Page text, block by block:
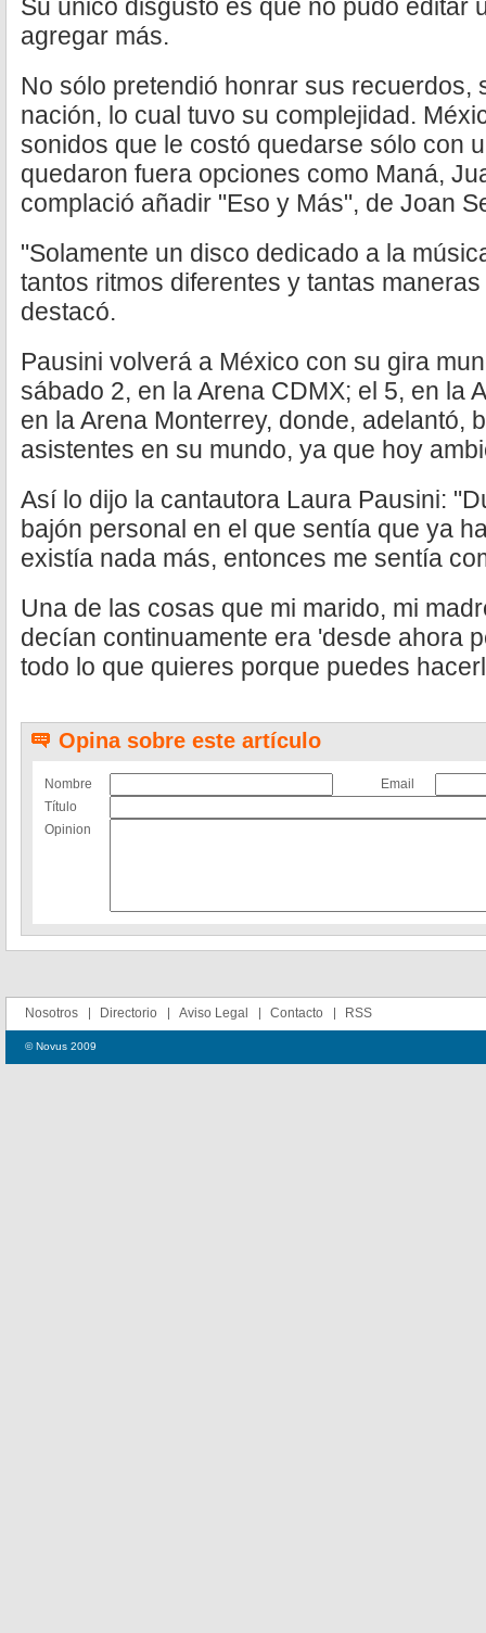
Su único disgusto es que no pudo editar
agregar más.
No sólo pretendió honrar sus recuerdos,
nación, lo cual tuvo su complejidad.
sonidos que le costó quedarse sólo con
quedaron fuera opciones como Maná,
complació añadir "Eso y Más", de Joan
"Solamente un disco dedicado a la
tantos ritmos diferentes y tantas
destacó.
Pausini volverá a México con su gira
sábado 2, en la Arena CDMX; el 5, en la
en la Arena Monterrey, donde, adelantó,
asistentes en su mundo, ya que hoy
Así lo dijo la cantautora Laura Pausini:
bajón personal en el que sentía que ya
existía nada más, entonces me sentía
Una de las cosas que mi marido, mi
decían continuamente era 'desde ahora
todo lo que quieres porque puedes
Opina sobre este artículo
Nombre
Email
Título
Opinion
Nosotros Directorio Aviso Legal Contacto RSS
© Novus 2009